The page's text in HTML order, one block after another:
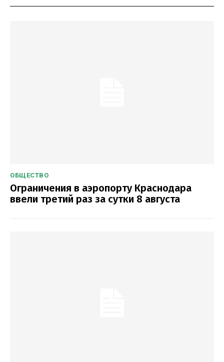
ОБЩЕСТВО
Ограничения в аэропорту Краснодара
ввели третий раз за сутки 8 августа